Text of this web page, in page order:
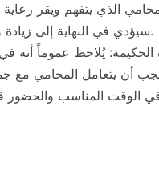
الذي يتفهم ويقر
سيؤدي في النهاية إلى زيادة وتيرة عمله من خلال بناء علاقات تجارية وشراكات جديدة.
أن يتعامل المحامي مع
في الوقت المناسب والحضور